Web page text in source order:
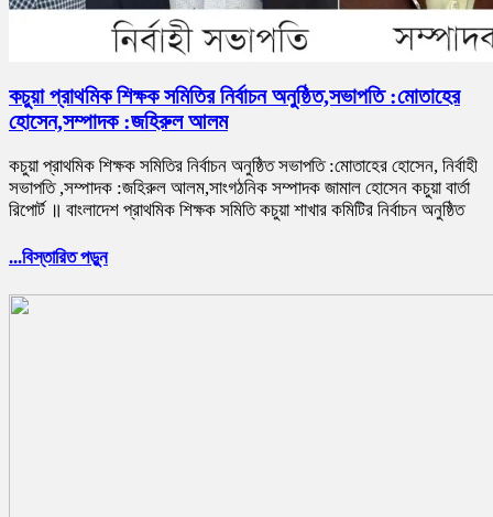
কচুয়া প্রাথমিক শিক্ষক সমিতির নির্বাচন অনুষ্ঠিত,সভাপতি :মোতাহের
হোসেন,সম্পাদক :জহিরুল আলম
কচুয়া প্রাথমিক শিক্ষক সমিতির নির্বাচন অনুষ্ঠিত সভাপতি :মোতাহের হোসেন, নির্বাহী
সভাপতি ,সম্পাদক :জহিরুল আলম,সাংগঠনিক সম্পাদক জামাল হোসেন কচুয়া বার্তা
রিপোর্ট ॥ বাংলাদেশ প্রাথমিক শিক্ষক সমিতি কচুয়া শাখার কমিটির নির্বাচন অনুষ্ঠিত
...বিস্তারিত পড়ুন